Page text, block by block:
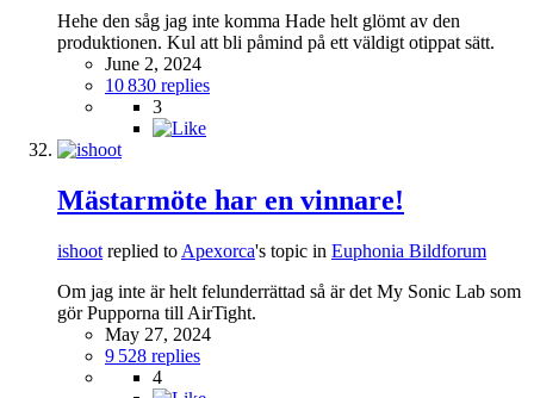
Hehe den såg jag inte komma Hade helt glömt av den
produktionen. Kul att bli påmind på ett väldigt otippat sätt.
June 2, 2024
10 830 replies
3
Mästarmöte har en vinnare!
ishoot replied to Apexorca's topic in Euphonia Bildforum
Om jag inte är helt felunderrättad så är det My Sonic Lab som
gör Pupporna till AirTight.
May 27, 2024
9 528 replies
4